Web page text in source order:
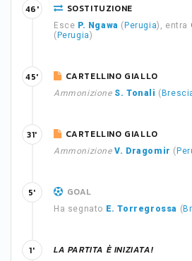
SOSTITUZIONE
Esce P. Ngawa ( Perugia), entra
( Perugia)
46'
CARTELLINO GIALLO
Ammonizione S. Tonali (
45'
CARTELLINO GIALLO
Ammonizione V. Dragomir (
31'
GOAL
Ha segnato E. Torregrossa (
5'
LA PARTITA È INIZIATA!
1'